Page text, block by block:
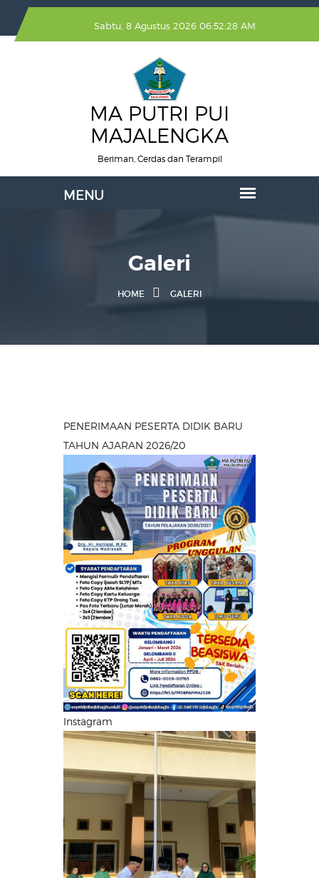
Sabtu, 8 Agustus 2026 06:52:29 AM
MA PUTRI PUI
MAJALENGKA
Beriman, Cerdas dan Terampil
Galeri
HOME GALERI
PENERIMAAN PESERTA DIDIK BARU
TAHUN AJARAN 2026/20
Instagram